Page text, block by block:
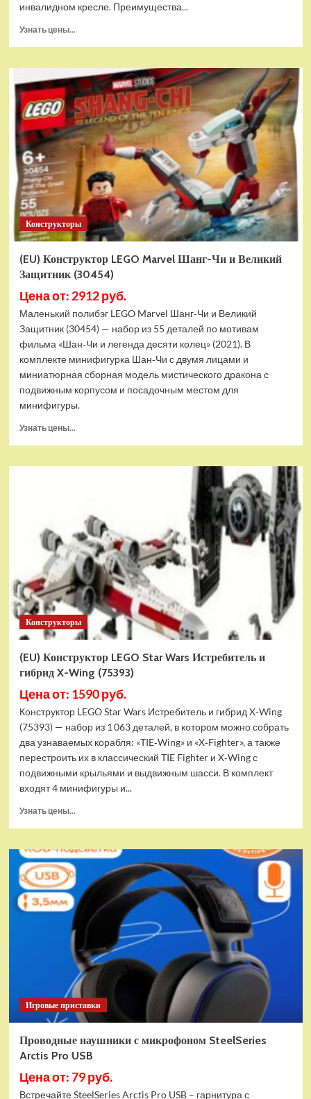
инвалидном кресле. Преимущества...
Узнать цены...
(EU)
Конструктор
LEGO
City
Лаборатория
космических
наук
(60439)
Конструкторы
(EU) Конструктор LEGO Marvel Шанг-Чи и Великий
Защитник (30454)
Цена от: 2912 руб.
Маленький полибэг LEGO Marvel Шанг‑Чи и Великий
Защитник (30454) — набор из 55 деталей по мотивам
фильма «Шан‑Чи и легенда десяти колец» (2021). В
комплекте минифигурка Шан‑Чи с двумя лицами и
миниатюрная сборная модель мистического дракона с
подвижным корпусом и посадочным местом для
минифигуры.
Узнать цены...
(EU)
Шанг-
Чи
и
Великий
Защитник
(30454)
Конструкторы
(EU) Конструктор LEGO Star Wars Истребитель и
гибрид X-Wing (75393)
Цена от: 1590 руб.
Конструктор LEGO Star Wars Истребитель и гибрид X-Wing
(75393) — набор из 1 063 деталей, в котором можно собрать
два узнаваемых корабля: «TIE‑Wing» и «X‑Fighter», а также
перестроить их в классический TIE Fighter и X‑Wing с
подвижными крыльями и выдвижным шасси. В комплект
входят 4 минифигуры и...
Узнать цены...
(EU)
Конструктор
LEGO
Star
Wars
Истребитель
и
гибрид
X-
Wing
(75393)
Игровые приставки
Проводные наушники с микрофоном SteelSeries
Arctis Pro USB
Цена от: 79 руб.
Встречайте SteelSeries Arctis Pro USB – гарнитура с